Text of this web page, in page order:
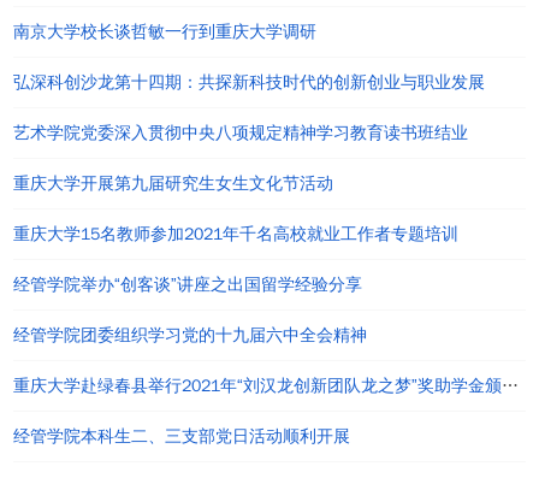
南京大学校长谈哲敏一行到重庆大学调研
弘深科创沙龙第十四期：共探新科技时代的创新创业与职业发展
艺术学院党委深入贯彻中央八项规定精神学习教育读书班结业
重庆大学开展第九届研究生女生文化节活动
重庆大学15名教师参加2021年千名高校就业工作者专题培训
经管学院举办“创客谈”讲座之出国留学经验分享
经管学院团委组织学习党的十九届六中全会精神
重庆大学赴绿春县举行2021年“刘汉龙创新团队龙之梦”奖助学金颁发仪式
经管学院本科生二、三支部党日活动顺利开展